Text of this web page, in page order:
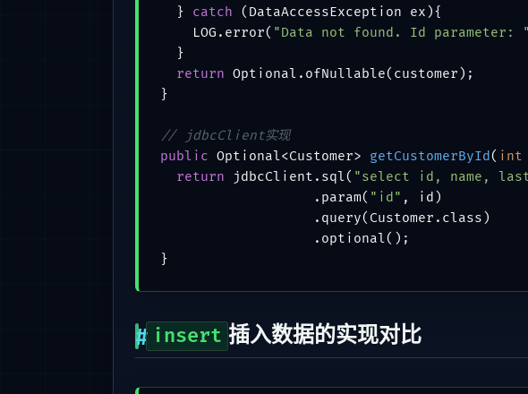
  }
catch (DataAccessException ex){
    LOG.error(
"Data not found. Id parameter: "
  }
return Optional.ofNullable(customer);
}
// jdbcClient实现
public Optional<Customer> getCustomerById( int
return jdbcClient.sql( "select id, name,
                   .param(
"id" , id)
                   .query(Customer.class)
                   .optional();
insert 插入数据的实现对比